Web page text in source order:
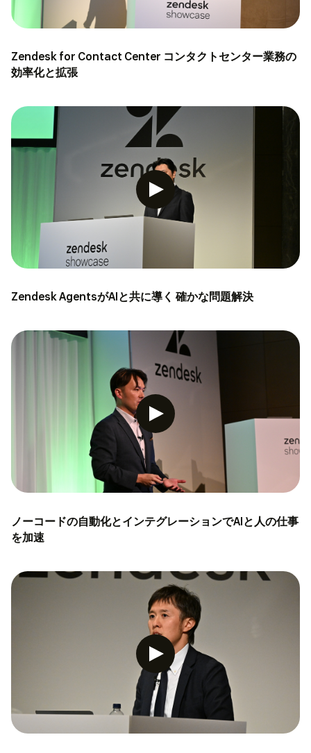
Zendesk for Contact Center コンタクトセンター業務の
効率化と拡張
Zendesk AgentsがAIと共に導く 確かな問題解決
ノーコードの自動化とインテグレーションでAIと人の仕事
を加速